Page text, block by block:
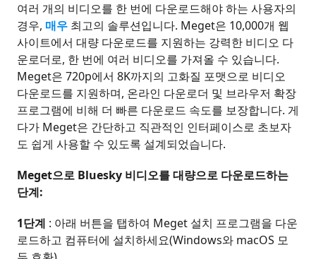
여러 개의 비디오를 한 번에 다운로드해야 하는 사용자의
경우, 매우 최고의 솔루션입니다. Meget은 10,000개 웹
사이트에서 대량 다운로드를 지원하는 강력한 비디오 다
운로더로, 한 번에 여러 비디오를 가져올 수 있습니다.
Meget은 720p에서 8K까지의 고화질 포맷으로 비디오
다운로드를 지원하며, 온라인 다운로더 및 브라우저 확장
프로그램에 비해 더 빠른 다운로드 속도를 보장합니다. 게
다가 Meget은 간단하고 직관적인 인터페이스로 초보자
도 쉽게 사용할 수 있도록 설계되었습니다.
Meget으로 Bluesky 비디오를 대량으로 다운로드하는
단계:
1단계 : 아래 버튼을 탭하여 Meget 설치 프로그램을 다운
로드하고 컴퓨터에 설치하세요(Windows와 macOS 모